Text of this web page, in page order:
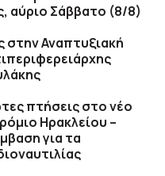
αύριο Σάββατο (8/8)
Αναπτυξιακή
πτήσεις στο νέο
Ηρακλείου –
για τα